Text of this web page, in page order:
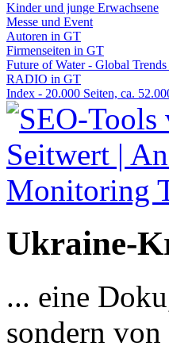
Kinder und junge Erwachsene
Messe und Event
Autoren in GT
Firmenseiten in GT
Future of Water - Global
RADIO in GT
Index - 20.000 Seiten, ca.
Ukraine-
... eine
sondern